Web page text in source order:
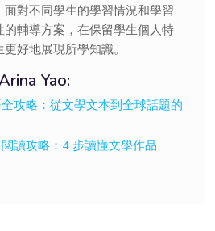
對不同學生的學習情況和學習
輔導方案，在保留學生個人特
好地展現所學知識。
Yao:
攻略：從文學文本到全球話題的
讀攻略：4 步讀懂文學作品